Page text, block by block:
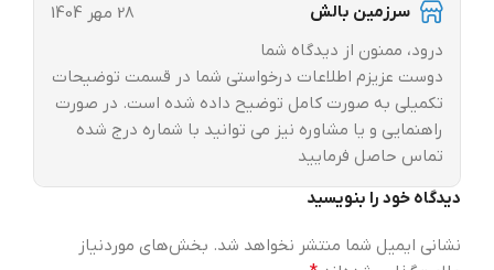
سرزمین بالش
28 مهر 1404
درود، ممنون از دیدگاه شما
دوست عزیزم اطلاعات درخواستی شما در قسمت توضیحات
تکمیلی به صورت کامل توضیح داده شده است. در صورت
راهنمایی و یا مشاوره نیز می توانید با شماره درج شده
تماس حاصل فرمایید
دیدگاه خود را بنویسید
نشانی ایمیل شما منتشر نخواهد شد. بخش‌های موردنیاز